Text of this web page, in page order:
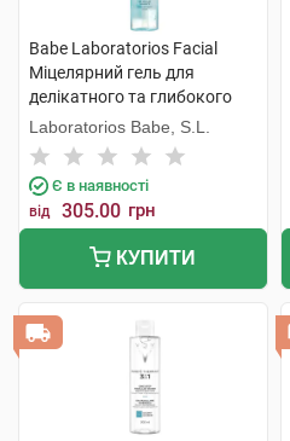
Babe Laboratorios Facial
Міцелярний гель для
делікатного та глибокого
очищення 90 мл 1 флакон
Laboratorios Babe, S.L.
Є в наявності
від 305.00 грн
КУПИТИ